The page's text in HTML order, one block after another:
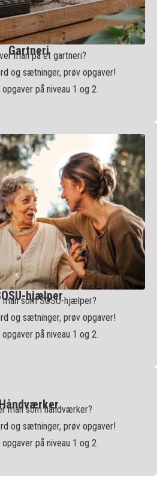
Gartneri
man på et gartneri?
og sætninger, prøv opgaver!
på niveau 1 og 2.
hjælper
man som SOSU-hjælper?
og sætninger, prøv opgaver!
på niveau 1 og 2.
man som håndværker?
og sætninger, prøv opgaver!
på niveau 1 og 2.